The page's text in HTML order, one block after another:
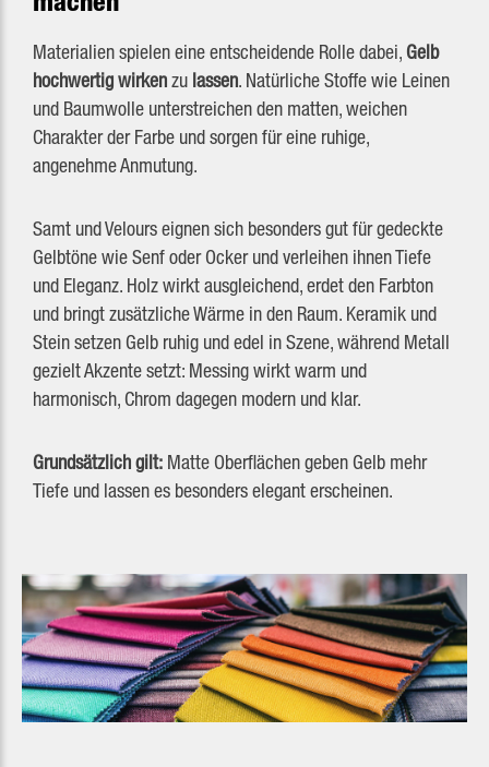
Materialien spielen eine entscheidende Rolle dabei, Gelb
hochwertig wirkenzu lassen. Natürliche Stoffe wie Leinen
und Baumwolle unterstreichen den matten, weichen
Charakter der Farbe und sorgen für eine ruhige,
angenehme Anmutung.
Samt und Velours eignen sich besonders gut für gedeckte
Gelbtöne wie Senf oder Ocker und verleihen ihnen Tiefe
und Eleganz. Holz wirkt ausgleichend, erdet den Farbton
und bringt zusätzliche Wärme in den Raum. Keramik und
Stein setzen Gelb ruhig und edel in Szene, während Metall
gezielt Akzente setzt: Messing wirkt warm und
harmonisch, Chrom dagegen modern und klar.
Grundsätzlich gilt: Matte Oberflächen geben Gelb mehr
Tiefe und lassen es besonders elegant erscheinen.